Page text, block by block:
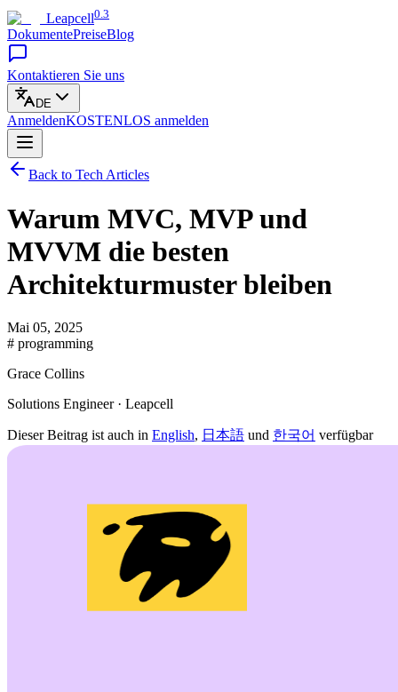
Leapcell0.3
DokumentePreiseBlog
Kontaktieren Sie uns
DE
AnmeldenKOSTENLOS anmelden
Back to Tech Articles
Warum MVC, MVP und
MVVM die besten
Architekturmuster bleiben
Mai 05, 2025
# programming
Grace Collins
Solutions Engineer · Leapcell
Dieser Beitrag ist auch in English, 日本語 und 한국어 verfügbar